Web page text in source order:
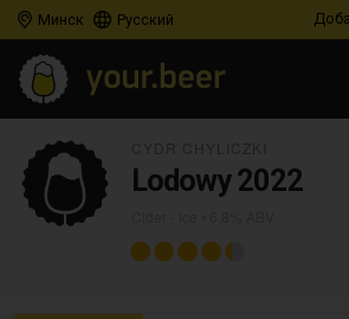
Минск Русский
Lodowy 2022